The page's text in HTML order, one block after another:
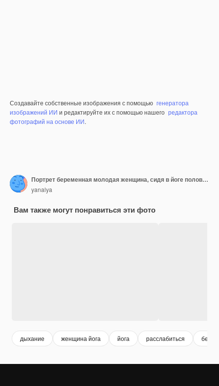
Создавайте собственные изображения с помощью генератора
изображений ИИ и редактируйте их с помощью нашего редактора
фотографий на основе ИИ.
Портрет беременная молодая женщина, сидя в йоге половина лотоса поза
yanalya
Вам также могут понравиться эти фото
дыхание женщина йога йога расслабиться